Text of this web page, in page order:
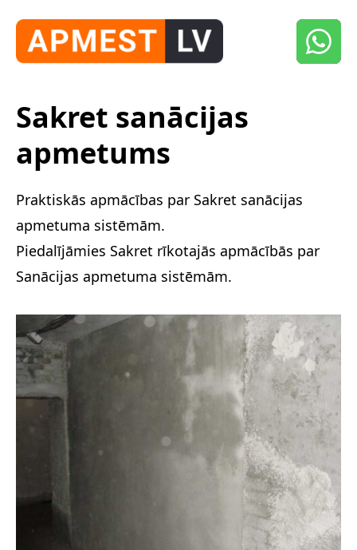
Sakret sanācijas
apmetums
Praktiskās apmācības par Sakret sanācijas
apmetuma sistēmām.
Piedalījāmies Sakret rīkotajās apmācībās par
Sanācijas apmetuma sistēmām.